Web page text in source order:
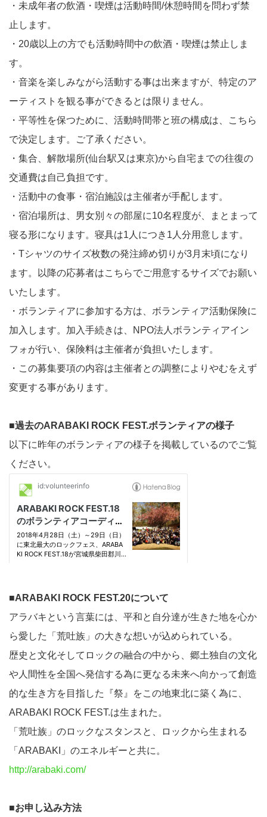
・未成年者の飲酒・喫煙は活動時間/休憩時間を問わず禁
止します。
・20歳以上の方でも活動時間中の飲酒・喫煙は禁止しま
す。
・音楽を楽しみながら活動する事は出来ますが、特定のア
ーティストを観る事ができるとは限りません。
・平等性を保つために、活動時間帯と班の構成は、こちら
で決定します。ご了承ください。
・集合、解散場所(仙台駅又は東京)から自宅までの往復の
交通費は自己負担です。
・活動中の食事・宿泊施設は主催者が手配します。
・宿泊場所は、男女別々の部屋に10名程度が、まとまって
寝る形になります。寝具は1人につき1人分用意します。
・Tシャツのサイズ枚数の発注締め切りが3月末頃になり
ます。以降の応募者はこちらでご用意するサイズでお願い
いたします。
・ボランティアに参加する方は、ボランティア活動保険に
加入します。加入手続きは、NPO法人ボランティアイン
フォが行い、保険料は主催者が負担いたします。
・この募集要項の内容は主催者との調整によりやむをえず
変更する事があります。
■過去のARABAKI ROCK FEST.ボランティアの様子
以下に昨年のボランティアの様子を掲載しているのでご覧
ください。
■ARABAKI ROCK FEST.20について
アラバキという言葉には、平和と自分達が生きた地を心か
ら愛した「荒吐族」の大きな想いが込められている。
歴史と文化そしてロックの融合の中から、郷土独自の文化
や人間性を全国へ発信する為に更なる未来へ向かって創造
的な生き方を目指した『祭』をこの地東北に築く為に、
ARABAKI ROCK FEST.は生まれた。
「荒吐族」のロックなスタンスと、ロックから生まれる
「ARABAKI」のエネルギーと共に。
http://arabaki.com/
■お申し込み方法